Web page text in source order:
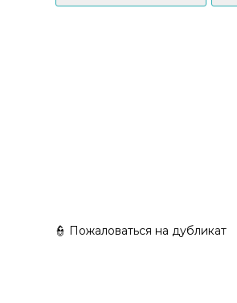
👮 Пожаловаться на дубликат